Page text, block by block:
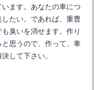
ます。あなたの車につ
たい。であれば、重曹
臭いを消せます。作り
思うので、作って、車
して下さい。